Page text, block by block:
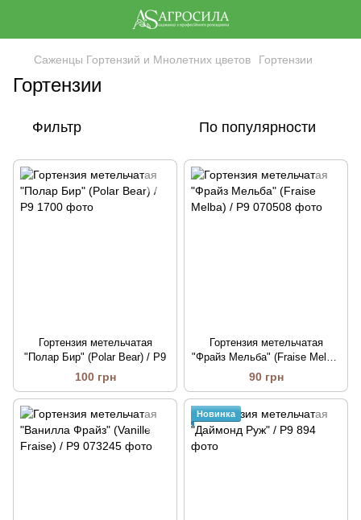
Саженцы Гортензий и Мнолетних цветов Гортензии
Гортензии
Фильтр По популярности
Гортензия метельчатая
"Полар Бир" (Polar Bear) / Р9
100 грн
Гортензия метельчатая
"Фрайз Мельба" (Fraise Melba)
/ Р9
90 грн
Новинка